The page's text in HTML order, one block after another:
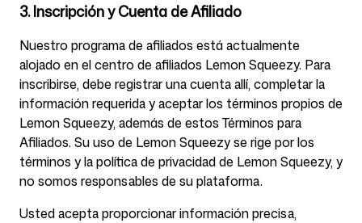
3. Inscripción y Cuenta de Afiliado
Nuestro programa de afiliados está actualmente
alojado en el centro de afiliados Lemon Squeezy. Para
inscribirse, debe registrar una cuenta allí, completar la
información requerida y aceptar los términos propios de
Lemon Squeezy, además de estos Términos para
Afiliados. Su uso de Lemon Squeezy se rige por los
términos y la política de privacidad de Lemon Squeezy, y
no somos responsables de su plataforma.
Usted acepta proporcionar información precisa,